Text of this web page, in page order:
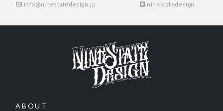
info@ninestatedesign.jp ninestatedesign
ABOUT